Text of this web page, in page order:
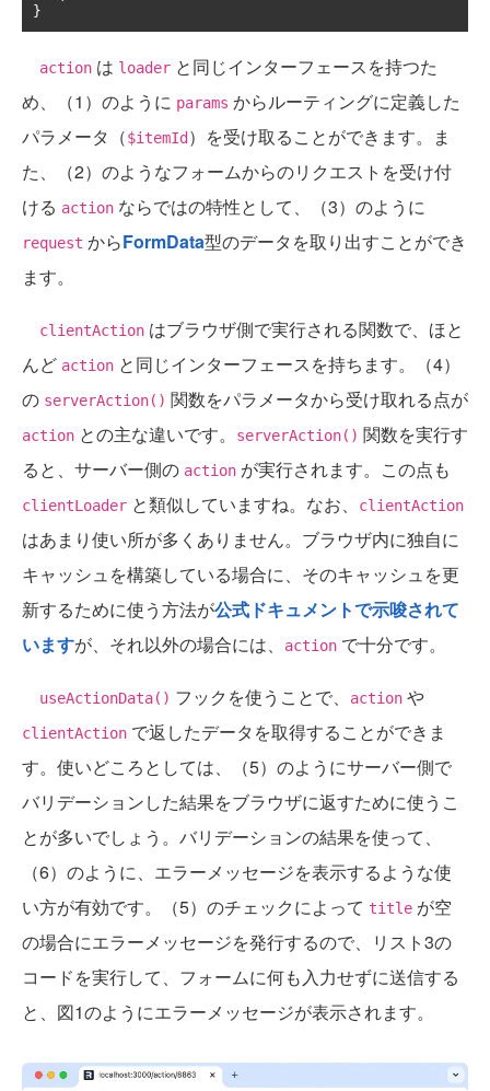
}
action は loader と同じインターフェースを持つた
め、（1）のように params からルーティングに定義した
パラメータ（$itemId ）を受け取ることができます。ま
た、（2）のようなフォームからのリクエストを受け付
ける action ならではの特性として、（3）のように
request からFormData型のデータを取り出すことができ
ます。
clientAction はブラウザ側で実行される関数で、ほと
んど action と同じインターフェースを持ちます。（4）
の serverAction() 関数をパラメータから受け取れる点が
action との主な違いです。 serverAction() 関数を実行す
ると、サーバー側の action が実行されます。この点も
clientLoader と類似していますね。なお、 clientAction
はあまり使い所が多くありません。ブラウザ内に独自に
キャッシュを構築している場合に、そのキャッシュを更
新するために使う方法が公式ドキュメントで示唆されて
いますが、それ以外の場合には、 action で十分です。
useActionData() フックを使うことで、 action や
clientAction で返したデータを取得することができま
す。使いどころとしては、（5）のようにサーバー側で
バリデーションした結果をブラウザに返すために使うこ
とが多いでしょう。バリデーションの結果を使って、
（6）のように、エラーメッセージを表示するような使
い方が有効です。（5）のチェックによって title が空
の場合にエラーメッセージを発行するので、リスト3の
コードを実行して、フォームに何も入力せずに送信する
と、図1のようにエラーメッセージが表示されます。